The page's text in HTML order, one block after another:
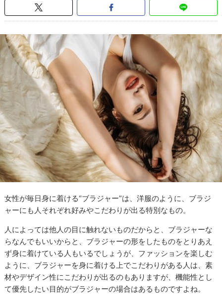
女性が毎日身に着ける“ブラジャー”は、洋服のように、ブラジ
ャーにも人それぞれ好みやこだわりが出る特別なもの。
人によっては他人の目に触れないものだからと、ブラジャーな
らなんでもいいからと、ブラジャーの形をしたものをとりあえ
ず身に着けている人もいるでしょうが、ファッションを楽しむ
ように、ブラジャーを身に着ける上でこだわりがある人は、素
材やデザイン性にこだわりが出るのもありますが、機能性とし
て優先したい目的がブラジャーの場合はあるものですよね。